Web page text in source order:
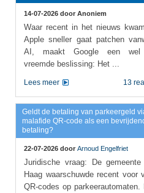
14-07-2026 door Anoniem
Waar recent in het nieuws
Apple sneller gaat patchen
AI, maakt Google een wel
vreemde beslissing: Het ...
13
Lees meer
Geldt de betaling van parkeergeld
malafide QR-code als een
betaling?
22-07-2026 door Arnoud Engelfriet
Juridische vraag: De gemeente
Haag waarschuwde recent voor
QR-codes op parkeerautomaten.